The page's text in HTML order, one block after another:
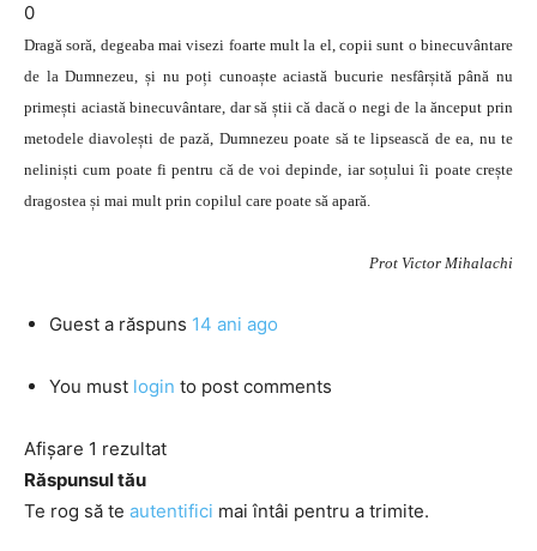
0
Dragă soră, degeaba mai visezi foarte mult la el, copii sunt o binecuvântare
de la Dumnezeu, și nu poți cunoaște aciastă bucurie nesfârșită până nu
primești aciastă binecuvântare, dar să știi că dacă o negi de la ănceput prin
metodele diavolești de pază, Dumnezeu poate să te lipsească de ea, nu te
neliniști cum poate fi pentru că de voi depinde, iar soțului îi poate crește
dragostea și mai mult prin copilul care poate să apară.
Prot Victor Mihalachi
Guest a răspuns 14 ani ago
You must login to post comments
Afișare 1 rezultat
Răspunsul tău
Te rog să te autentifici mai întâi pentru a trimite.